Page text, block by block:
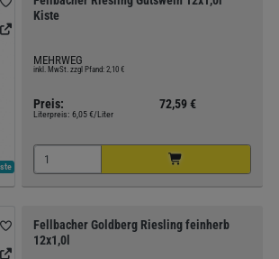
Kiste
MEHRWEG
inkl. MwSt. zzgl Pfand: 2,10 €
Preis: 72,59 €
Literpreis: 6,05 €/Liter
Fellbacher Goldberg Riesling feinherb
12x1,0l